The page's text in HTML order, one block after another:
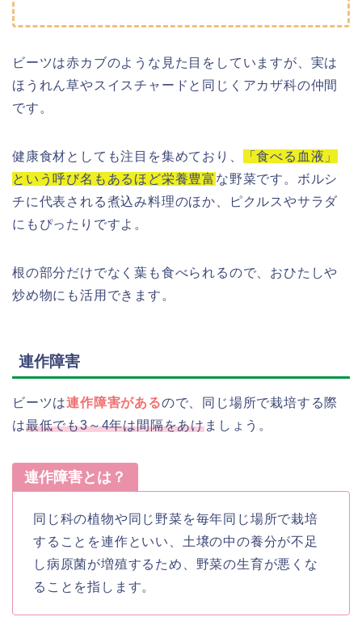
ビーツは赤カブのような見た目をしていますが、実は
ほうれん草やスイスチャードと同じくアカザ科の仲間
です。
健康食材としても注目を集めており、
「食べる血液」
という呼び名もあるほど栄養豊富 な野菜です。ボルシ
チに代表される煮込み料理のほか、ピクルスやサラダ
にもぴったりですよ。
根の部分だけでなく葉も食べられるので、おひたしや
炒め物にも活用できます。
連作障害
ビーツは連作障害があるので、同じ場所で栽培する際
は最低でも3～4年は間隔をあけましょう。
連作障害とは？
同じ科の植物や同じ野菜を毎年同じ場所で栽培
することを連作といい、土壌の中の養分が不足
し病原菌が増殖するため、野菜の生育が悪くな
ることを指します。